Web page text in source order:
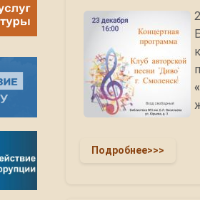
Подробнее>>>